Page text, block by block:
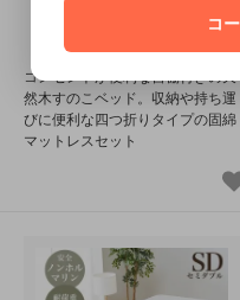
コンセントが便利な宮棚付きの天
然木すのこベッド。収納や持ち運
びに便利な四つ折りタイプの固綿
マットレスセット
コ